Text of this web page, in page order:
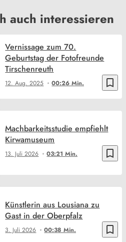
auch interessieren
bookmark_border
12. Aug. 2025 00:26 Min.
Vernissage zum 70.
Geburtstag der Fotofreunde
Tirschenreuth
bookmark_border
13. Juli 2026 03:21 Min.
Machbarkeitsstudie empfiehlt
Kirwamuseum
bookmark_border
3. Juli 2026 00:38 Min.
Künstlerin aus Lousiana zu
Gast in der Oberpfalz